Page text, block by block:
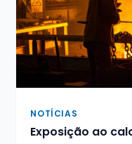
NOTÍCIAS
Exposição ao